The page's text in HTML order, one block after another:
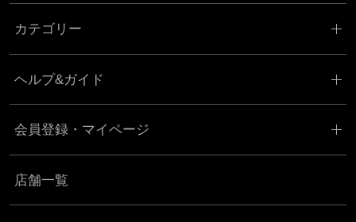
カテゴリー
ヘルプ&ガイド
会員登録・マイページ
店舗一覧